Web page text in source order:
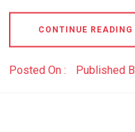
CONTINUE READING
Posted On : Published